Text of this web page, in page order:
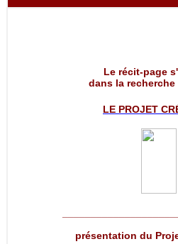
Le récit-page
dans la recherche
LE PROJET
présentation du